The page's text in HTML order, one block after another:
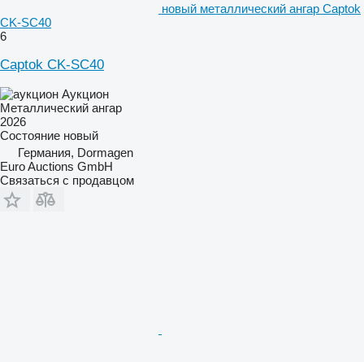
новый металлический ангар Captok
CK-SC40
6
Captok CK-SC40
Аукцион
Металлический ангар
2026
Состояние новый
Германия, Dormagen
Euro Auctions GmbH
Связаться с продавцом